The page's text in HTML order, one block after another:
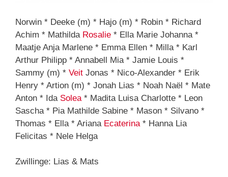
Norwin * Deeke (m) * Hajo (m) * Robin * Richard
Achim * Mathilda Rosalie * Ella Marie Johanna *
Maatje Anja Marlene * Emma Ellen * Milla * Karl
Arthur Philipp * Annabell Mia * Jamie Louis *
Sammy (m) * Veit Jonas * Nico-Alexander * Erik
Henry * Artion (m) * Jonah Lias * Noah Naël * Mate
Anton * Ida Solea * Madita Luisa Charlotte * Leon
Sascha * Pia Mathilde Sabine * Mason * Silvano *
Thomas * Ella * Ariana Ecaterina * Hanna Lia
Felicitas * Nele Helga
Zwillinge: Lias & Mats